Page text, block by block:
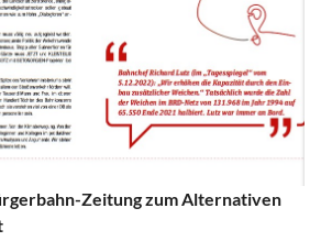
Zeitung zum Alternativen